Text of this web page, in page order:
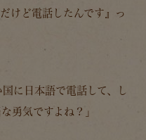
けど電話したんです』っ
に日本語で電話して、し
勇気ですよね？」